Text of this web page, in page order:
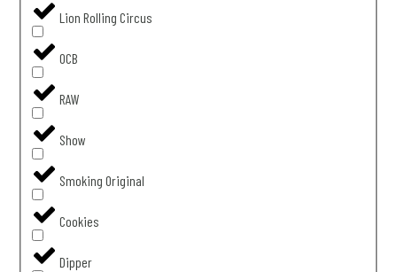
Lion Rolling Circus
OCB
RAW
Show
Smoking Original
Cookies
Dipper